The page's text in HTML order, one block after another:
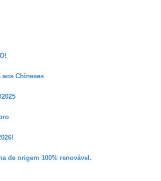
aos Chineses
de origem 100% renovável.